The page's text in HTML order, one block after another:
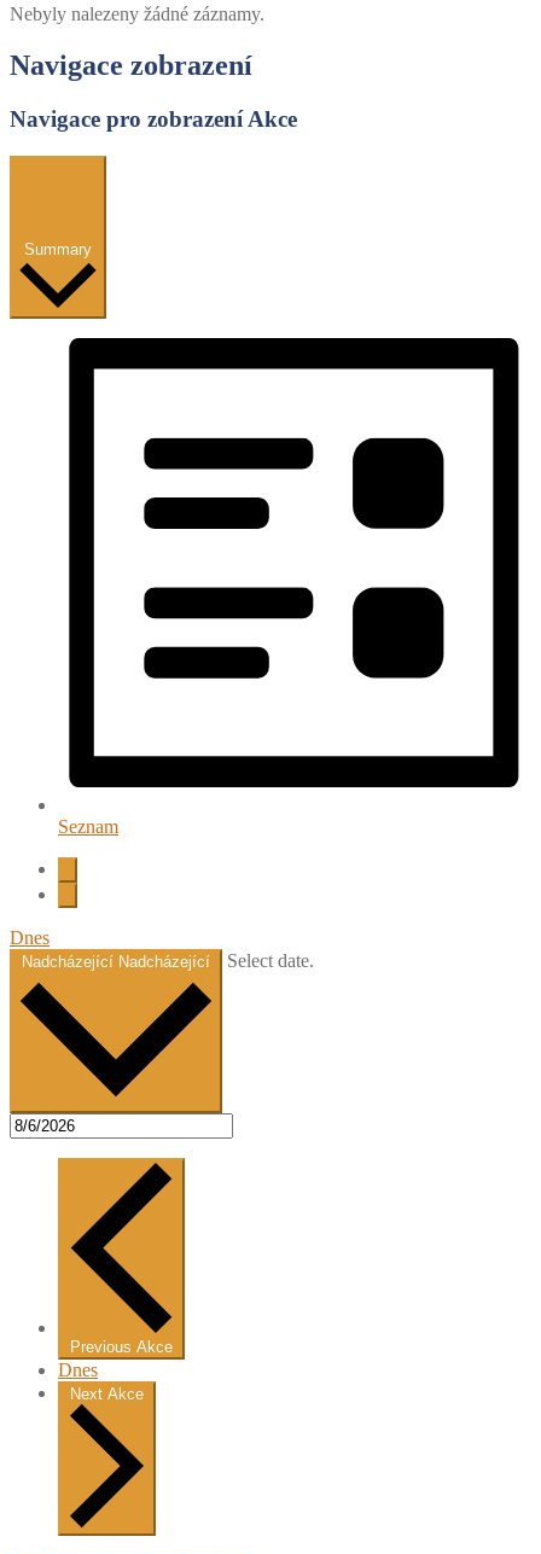
Nebyly nalezeny žádné záznamy.
Navigace zobrazení
Navigace pro zobrazení Akce
Summary
Seznam
Dnes
Nadcházející Nadcházející Select date.
Previous Akce
Dnes
Next Akce